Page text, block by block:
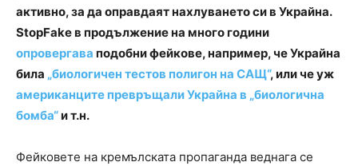
активно, за да оправдаят нахлуването си в Украйна.
StopFake в продължение на много години
опровергава подобни фейкове, например, че Украйна
била „биологичен тестов полигон на САЩ“, или че уж
американците превръщали Украйна в „биологична
бомба“и т.н.
Фейковете на кремълската пропаганда веднага се